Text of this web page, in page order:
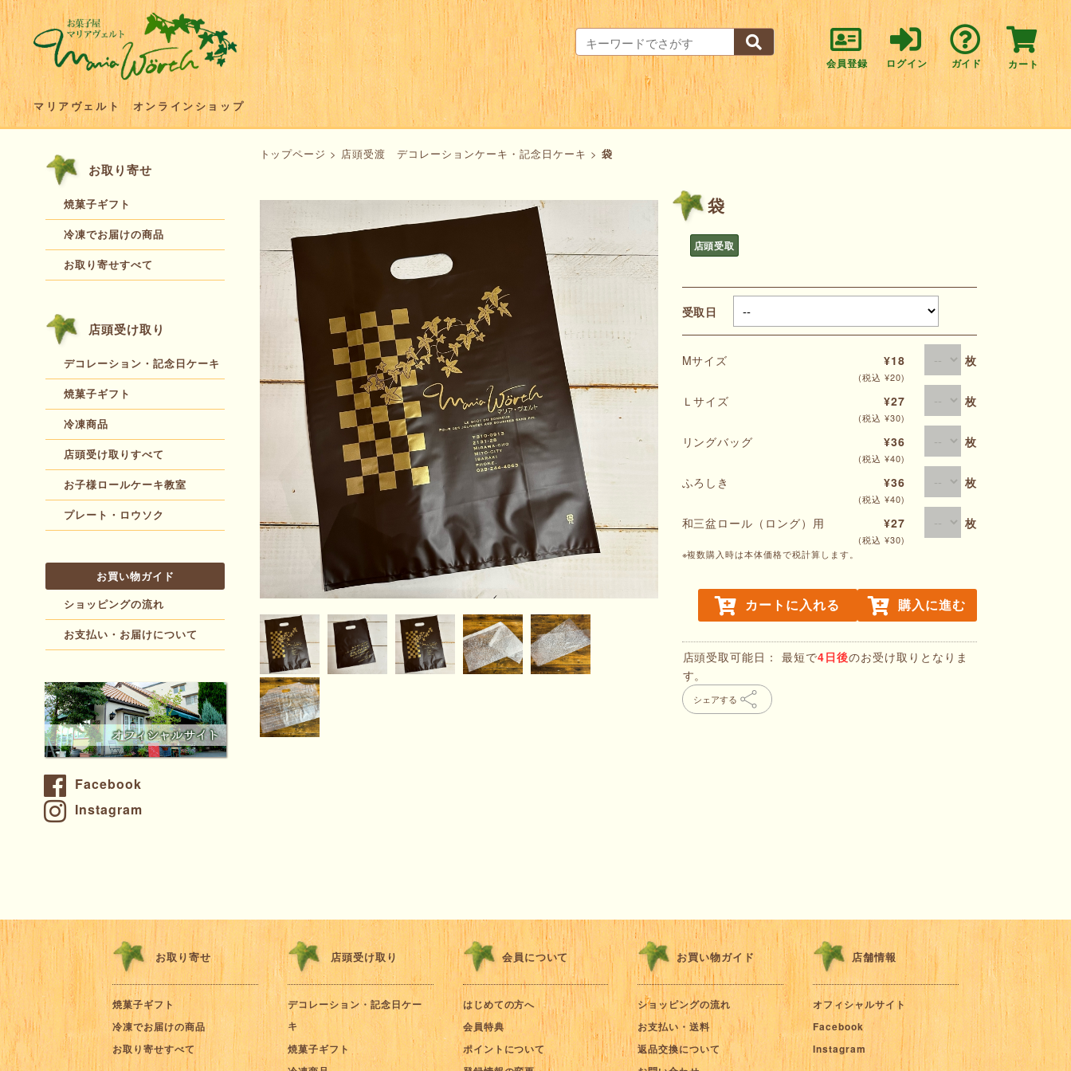
会員登録 ログイン ガイド カート
マリアヴェルト オンラインショップ
お取り寄せ
焼菓子ギフト
冷凍でお届けの商品
お取り寄せすべて
店頭受け取り
デコレーション・記念日ケーキ
焼菓子ギフト
冷凍商品
店頭受け取りすべて
お子様ロールケーキ教室
プレート・ロウソク
お買い物ガイド
ショッピングの流れ
お支払い・お届けについて
Facebook
Instagram
トップページ > 店頭受渡 デコレーションケーキ・記念日ケーキ > 袋
袋
店頭受取
受取日
Mサイズ ¥18
(税込 ¥20)
枚
Ｌサイズ ¥27
(税込 ¥30)
枚
リングバッグ ¥36
(税込 ¥40)
枚
ふろしき ¥36
(税込 ¥40)
枚
和三盆ロール（ロング）用 ¥27
(税込 ¥30)
枚
※複数購入時は本体価格で税計算します。
カートに入れる 購入に進む
店頭受取可能日： 最短で4日後のお受け取りとなりま
す。
シェアする
お取り寄せ
焼菓子ギフト
冷凍でお届けの商品
お取り寄せすべて
店頭受け取り
デコレーション・記念日ケー
キ
焼菓子ギフト
会員について
はじめての方へ
会員特典
ポイントについて
お買い物ガイド
ショッピングの流れ
お支払い・送料
返品交換について
店舗情報
オフィシャルサイト
Facebook
Instagram